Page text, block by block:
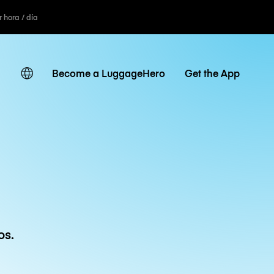
hora / día
Become a LuggageHero Get the App